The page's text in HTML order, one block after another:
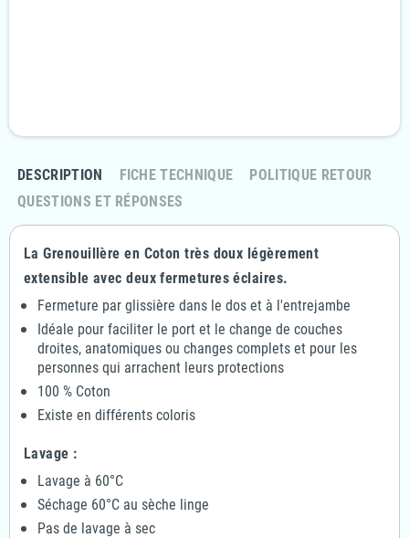
DESCRIPTION FICHE TECHNIQUE
POLITIQUE RETOUR
QUESTIONS ET RÉPONSES
La Grenouillère en Coton très doux légèrement
extensible avec deux fermetures éclaires.
Fermeture par glissière dans le dos et à l'entrejambe
Idéale pour faciliter le port et le change de couches
droites, anatomiques ou changes complets et pour les
personnes qui arrachent leurs protections
100 % Coton
Existe en différents coloris
Lavage :
Lavage à 60°C
Séchage 60°C au sèche linge
Pas de lavage à sec